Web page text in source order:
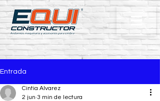
Entrada
Cintia Alvarez
2 jun 3 min de lectura